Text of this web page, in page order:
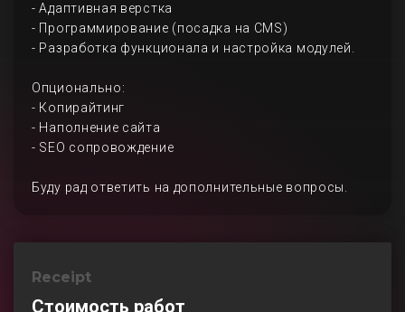
- Адаптивная верстка
- Программирование (посадка на CMS)
- Разработка функционала и настройка модулей.
Опционально:
- Копирайтинг
- Наполнение сайта
- SEO сопровождение
Буду рад ответить на дополнительные вопросы.
Receipt
Стоимость работ